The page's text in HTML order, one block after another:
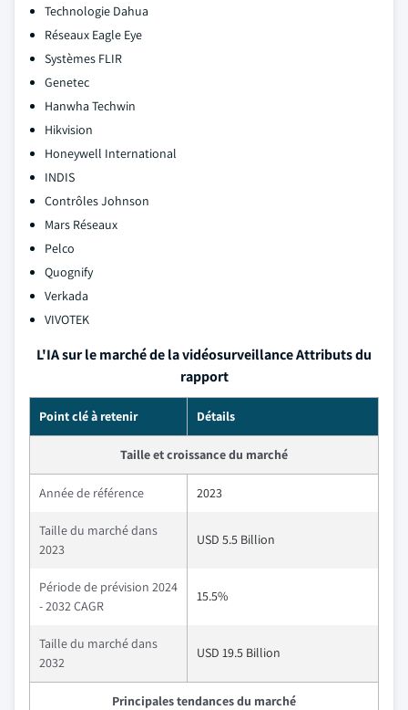
Technologie Dahua
Réseaux Eagle Eye
Systèmes FLIR
Genetec
Hanwha Techwin
Hikvision
Honeywell International
INDIS
Contrôles Johnson
Mars Réseaux
Pelco
Quognify
Verkada
VIVOTEK
L'IA sur le marché de la vidéosurveillance Attributs du
rapport
Point clé à retenir Détails
Taille et croissance du marché
Année de référence 2023
Taille du marché dans
2023
USD 5.5 Billion
Période de prévision 2024
- 2032 CAGR
15.5%
Taille du marché dans
2032
USD 19.5 Billion
Principales tendances du marché